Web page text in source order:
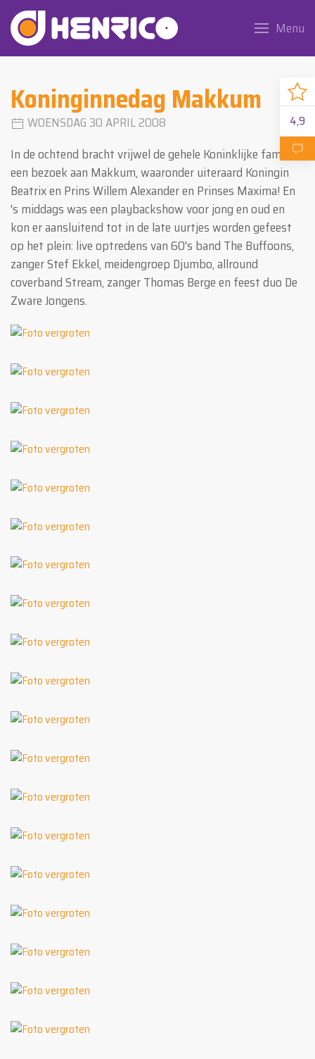
4,9
Menu
Koninginnedag Makkum
WOENSDAG 30 APRIL 2008
In de ochtend bracht vrijwel de gehele Koninklijke familie
een bezoek aan Makkum, waaronder uiteraard Koningin
Beatrix en Prins Willem Alexander en Prinses Maxima! En
's middags was een playbackshow voor jong en oud en
kon er aansluitend tot in de late uurtjes worden gefeest
op het plein: live optredens van 60's band The Buffoons,
zanger Stef Ekkel, meidengroep Djumbo, allround
coverband Stream, zanger Thomas Berge en feest duo De
Zware Jongens.